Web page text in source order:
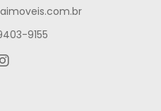
9155